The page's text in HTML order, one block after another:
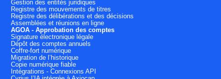
Gestion des entités juridiques
Registre des mouvements de titres
Registre des délibérations et des décisions
Assemblées et réunions en ligne
AGOA - Approbation des comptes
Signature électronique légale
Dépôt des comptes annuels
Coffre-fort numérique
Migration de l’historique
Copie numérique fiable
Intégrations - Connexions API